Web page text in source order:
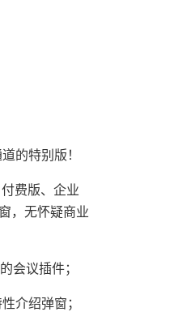
的特别版！
费版、企业
，无怀疑商业
会议插件；
介绍弹窗；